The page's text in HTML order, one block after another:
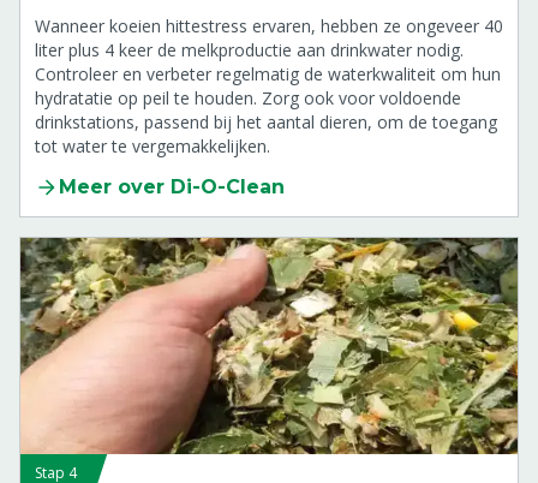
Wanneer koeien hittestress ervaren, hebben ze ongeveer 40
liter plus 4 keer de melkproductie aan drinkwater nodig.
Controleer en verbeter regelmatig de waterkwaliteit om hun
hydratatie op peil te houden. Zorg ook voor voldoende
drinkstations, passend bij het aantal dieren, om de toegang
tot water te vergemakkelijken.
Meer over Di-O-Clean
Stap 4